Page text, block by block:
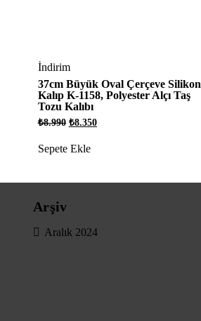
İndirim
37cm Büyük Oval Çerçeve Silikon
Kalıp K-1158, Polyester Alçı Taş
Tozu Kalıbı
₺8.990 Orijinal
₺8.350Şu
Sepete Ekle
Arşiv
Aralık 2024